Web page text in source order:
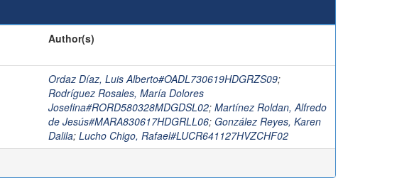
Author(s)
Ordaz Díaz, Luis Alberto#OADL730619HDGRZS09;
Rodríguez Rosales, María Dolores
Josefina#RORD580328MDGDSL02; Martínez Roldan, Alfredo
de Jesús#MARA830617HDGRLL06; González Reyes, Karen
Dalila; Lucho Chigo, Rafael#LUCR641127HVZCHF02